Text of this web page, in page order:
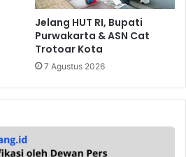
Jelang HUT RI, Bupati
Purwakarta & ASN Cat
Trotoar Kota
7 Agustus 2026